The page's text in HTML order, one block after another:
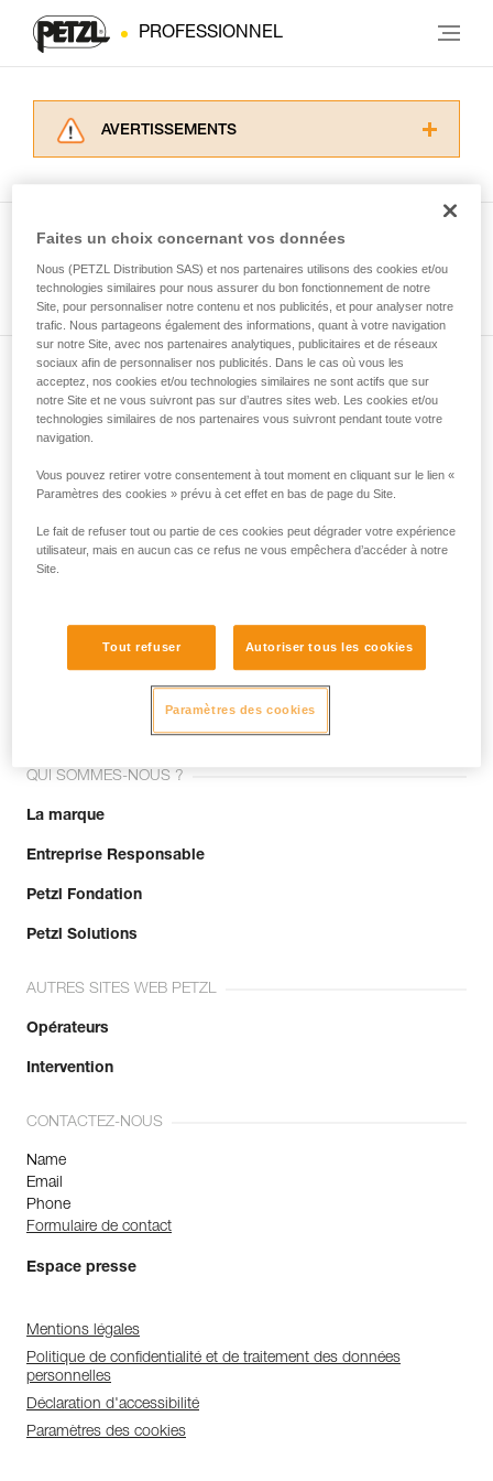
PROFESSIONNEL
AVERTISSEMENTS
informations de la notice technique pour
d’informations.
Maîtriser ces techniques nécessite une
formation et un entraînement spécifique. Validez
avec un professionnel votre capacité à refaire
la manipulation, seul, en toute sécurité, avant
de la reproduire en autonomie.
Nous donnons des exemples de techniques
Voir tous les conseils
Abonnez-vous à la newsletter
et restez connecté à notre actualité
Email *
Rejoignez la communauté !
QUI SOMMES-NOUS ?
La marque
Entreprise Responsable
Petzl Fondation
Petzl Solutions
AUTRES SITES WEB PETZL
Opérateurs
Intervention
CONTACTEZ-NOUS
Name
Email
Phone
Formulaire de contact
Espace presse
Mentions légales
Politique de confidentialité et de traitement des données
personnelles
Déclaration d'accessibilité
Paramètres des cookies
Faites un choix concernant vos données
Nous (PETZL Distribution SAS) et nos partenaires utilisons des cookies et/ou
technologies similaires pour nous assurer du bon fonctionnement de notre
Site, pour personnaliser notre contenu et nos publicités, et pour analyser notre
trafic. Nous partageons également des informations, quant à votre navigation
sur notre Site, avec nos partenaires analytiques, publicitaires et de réseaux
sociaux afin de personnaliser nos publicités. Dans le cas où vous les
acceptez, nos cookies et/ou technologies similaires ne sont actifs que sur
notre Site et ne vous suivront pas sur d’autres sites web. Les cookies et/ou
technologies similaires de nos partenaires vous suivront pendant toute votre
navigation.
Vous pouvez retirer votre consentement à tout moment en cliquant sur le lien «
Paramètres des cookies » prévu à cet effet en bas de page du Site.
Le fait de refuser tout ou partie de ces cookies peut dégrader votre expérience
utilisateur, mais en aucun cas ce refus ne vous empêchera d’accéder à notre
Site.
Tout refuser Autoriser tous les cookies
Paramètres des cookies